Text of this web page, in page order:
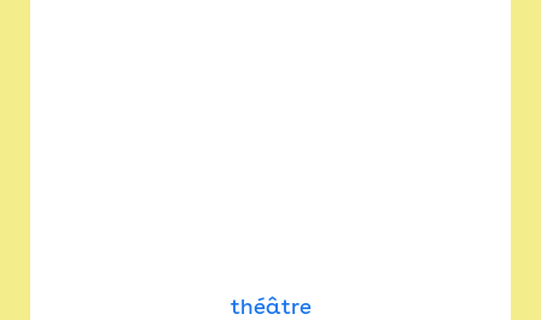
théâtre